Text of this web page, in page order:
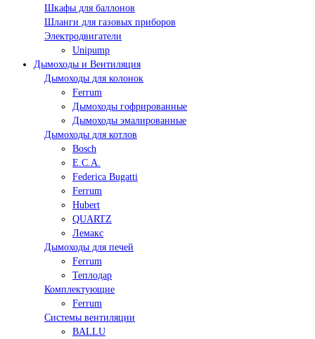
Шкафы для баллонов
Шланги для газовых приборов
Электродвигатели
Unipump
Дымоходы и Вентиляция
Дымоходы для колонок
Ferrum
Дымоходы гофрированные
Дымоходы эмалированные
Дымоходы для котлов
Bosch
E.C.A.
Federica Bugatti
Ferrum
Hubert
QUARTZ
Лемакс
Дымоходы для печей
Ferrum
Теплодар
Комплектующие
Ferrum
Системы вентиляции
BALLU